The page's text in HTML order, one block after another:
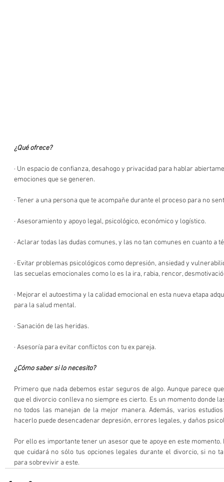
¿Qué ofrece?
· Un espacio de confianza, desahogo y privacidad para hablar
emociones que se generen.
· Tener a una persona que te acompañe durante el proceso para no
· Asesoramiento y apoyo legal, psicológico, económico y logístico.
· Aclarar todas las dudas comunes, y las no tan comunes en cuanto a
· Evitar problemas psicológicos como depresión, ansiedad y
las secuelas emocionales como lo es la ira, rabia, rencor,
· Mejorar el autoestima y la calidad emocional en esta nueva etapa
para la salud mental.
· Sanación de las heridas.
· Asesoría para evitar conflictos con tu ex pareja.
¿Cómo saber si lo necesito?
Primero que nada debemos estar seguros de algo. Aunque parece
que el divorcio conlleva no siempre es cierto. Es un momento donde
no todos las manejan de la mejor manera. Además, varios
hacerlo puede desencadenar depresión, errores legales, y daños
Por ello es importante tener un asesor que te apoye en este
que cuidará no sólo tus opciones legales durante el divorcio, si no
para sobrevivir a este.